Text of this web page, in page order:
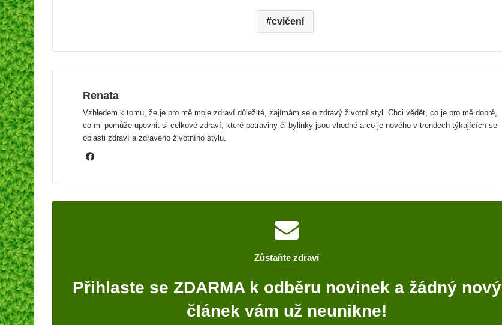
cvičení
Renata
Vzhledem k tomu, že je pro mě moje zdraví důležité, zajímám se o zdravý životní styl. Chci vědět, co je pro mě dobré,
co mi pomůže upevnit si celkové zdraví, které potraviny či bylinky jsou vhodné a co je nového v trendech týkajících se
oblasti zdraví a zdravého životního stylu.
c
e
Zůstaňte zdraví
Přihlaste se ZDARMA k odběru novinek a žádný nový
článek vám už neunikne!